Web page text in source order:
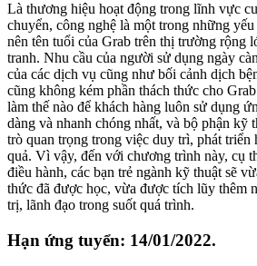
Là thương hiệu hoạt động trong lĩnh vực
chuyển, công nghệ là một trong những
nên tên tuổi của Grab trên thị trường rộng
tranh. Nhu cầu của người sử dụng ngày
của các dịch vụ cũng như bối cảnh dịch
cũng không kém phần thách thức cho
làm thế nào để khách hàng luôn sử dụng
dàng và nhanh chóng nhất, và bộ phận kỹ
trò quan trọng trong việc duy trì, phát triển
quả. Vì vậy, đến với chương trình này, cụ
điều hành, các bạn trẻ ngành kỹ thuật sẽ
thức đã được học, vừa được tích lũy thêm
trị, lãnh đạo trong suốt quá trình.
Hạn ứng tuyển: 14/01/2022.